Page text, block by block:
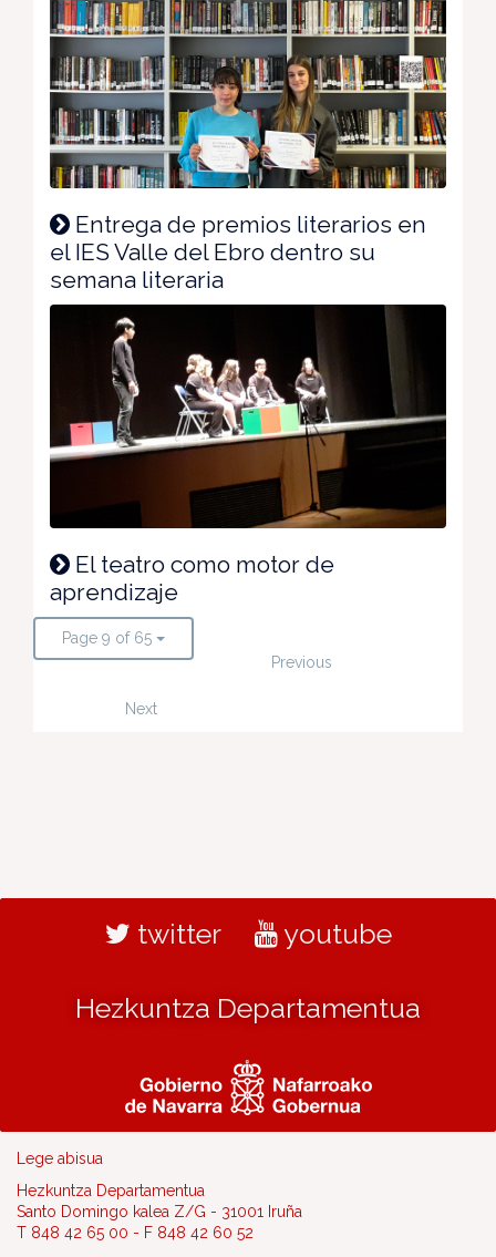
Entrega de premios literarios en
el IES Valle del Ebro dentro su
semana literaria
El teatro como motor de
aprendizaje
Page 9 of 65
Previous
Next
twitter youtube
Hezkuntza Departamentua
Lege abisua
Hezkuntza Departamentua
Santo Domingo kalea Z/G - 31001 Iruña
T 848 42 65 00 - F 848 42 60 52